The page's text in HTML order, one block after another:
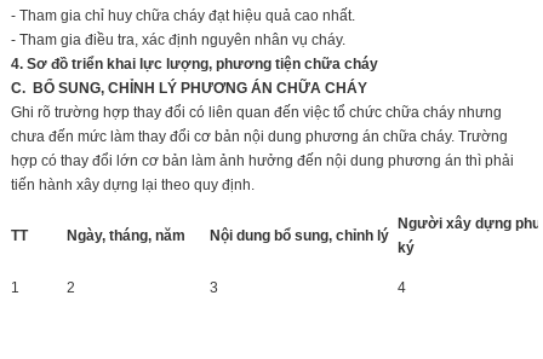
- Tham gia chỉ huy chữa cháy đạt hiệu quả cao nhất.
- Tham gia điều tra, xác định nguyên nhân vụ cháy.
4. Sơ đồ triển khai lực lượng, phương tiện chữa cháy
C. BỔ SUNG, CHỈNH LÝ PHƯƠNG ÁN CHỮA CHÁY
Ghi rõ trường hợp thay đổi có liên quan đến việc tổ chức chữa cháy nhưng
chưa đến mức làm thay đổi cơ bản nội dung phương án chữa cháy. Trường
hợp có thay đổi lớn cơ bản làm ảnh hưởng đến nội dung phương án thì phải
tiến hành xây dựng lại theo quy định.
TT Ngày, tháng, năm Nội dung bổ sung, chỉnh lý
Người xây dựng
ký
1 2 3 4